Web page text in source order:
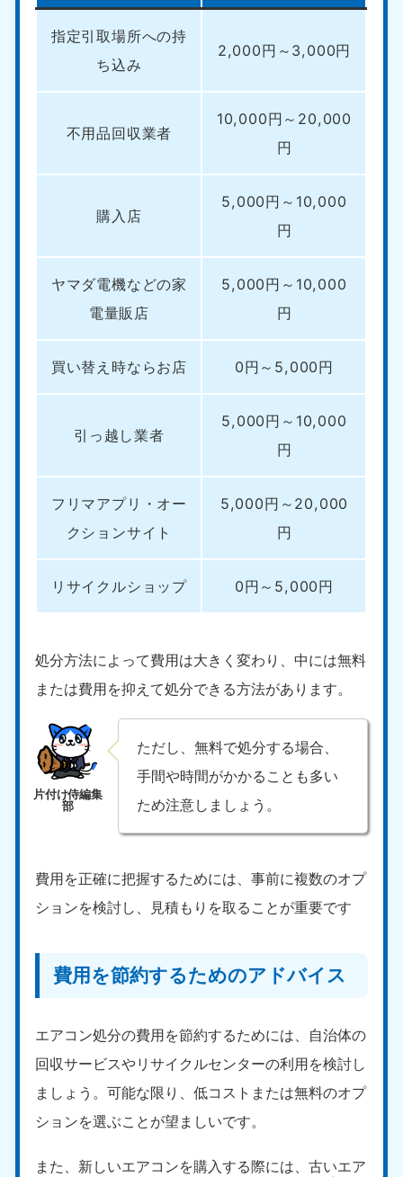
指定引取場所への持
ち込み
2,000円～3,000円
不用品回収業者
10,000円～20,000
円
購入店
5,000円～10,000
円
ヤマダ電機などの家
電量販店
5,000円～10,000
円
買い替え時ならお店 0円～5,000円
引っ越し業者
5,000円～10,000
円
フリマアプリ・オー
クションサイト
5,000円～20,000
円
リサイクルショップ 0円～5,000円
処分方法によって費用は大きく変わり、中には無料
または費用を抑えて処分できる方法があります。
ただし、無料で処分する場合、
手間や時間がかかることも多い
ため注意しましょう。
費用を正確に把握するためには、事前に複数のオプ
ションを検討し、見積もりを取ることが重要です
費用を節約するためのアドバイス
エアコン処分の費用を節約するためには、自治体の
回収サービスやリサイクルセンターの利用を検討し
ましょう。可能な限り、低コストまたは無料のオプ
ションを選ぶことが望ましいです。
また、新しいエアコンを購入する際には、古いエア